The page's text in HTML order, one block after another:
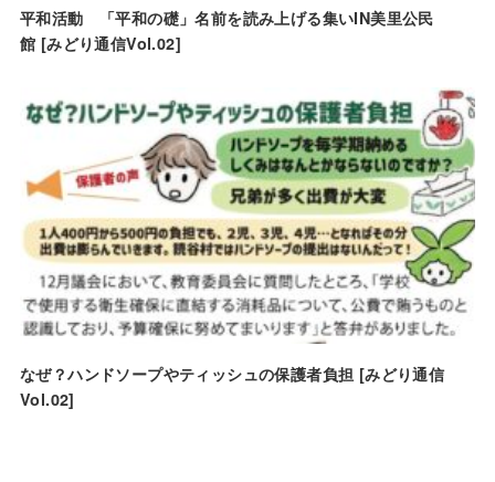
平和活動 「平和の礎」名前を読み上げる集いIN美里公民
館 [みどり通信Vol.02]
なぜ？ハンドソープやティッシュの保護者負担 [みどり通信
Vol.02]